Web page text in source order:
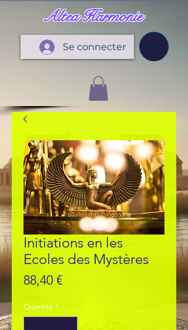
Altea Harmonie
Se connecter
Initiations en les
Ecoles des Mystères
88,40 €Prix
Quantité *